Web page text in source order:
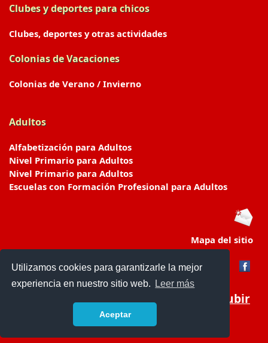
Utilizamos cookies para garantizarle la mejor
experiencia en nuestro sitio web.
Leer más
Aceptar
Clubes y deportes para chicos
Clubes, deportes y otras actividades
Colonias de Vacaciones
Colonias de Verano / Invierno
Adultos
Alfabetización para Adultos
Nivel Primario para Adultos
Nivel Primario para Adultos
Escuelas con Formación Profesional para Adultos
Mapa del sitio
Subir